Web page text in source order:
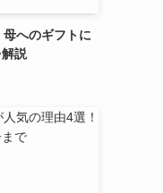
へのギフトに
説